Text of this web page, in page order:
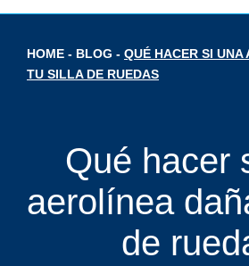
HOME - BLOG - QUÉ HACER SI UNA
TU SILLA DE RUEDAS
Qué hacer
aerolínea
de